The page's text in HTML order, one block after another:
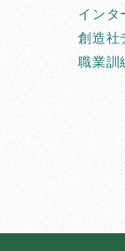
インタ
創造社
職業訓